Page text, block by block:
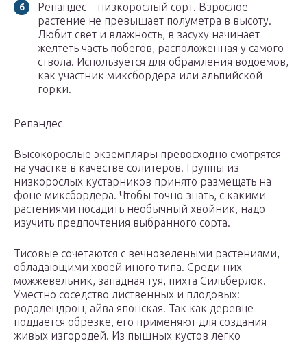
Репандес – низкорослый сорт. Взрослое
растение не превышает полуметра в высоту.
Любит свет и влажность, в засуху начинает
желтеть часть побегов, расположенная у самого
ствола. Используется для обрамления водоемов,
как участник миксбордера или альпийской
горки.
Репандес
Высокорослые экземпляры превосходно смотрятся
на участке в качестве солитеров. Группы из
низкорослых кустарников принято размещать на
фоне миксбордера. Чтобы точно знать, с какими
растениями посадить необычный хвойник, надо
изучить предпочтения выбранного сорта.
Тисовые сочетаются с вечнозелеными растениями,
обладающими хвоей иного типа. Среди них
можжевельник, западная туя, пихта Сильберлок.
Уместно соседство лиственных и плодовых:
рододендрон, айва японская. Так как деревце
поддается обрезке, его применяют для создания
живых изгородей. Из пышных кустов легко